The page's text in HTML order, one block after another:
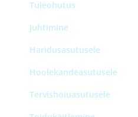
Tuleohutus
Juhtimine
Haridusasutusele
Hoolekandeasutusele
Tervishoiuasutusele